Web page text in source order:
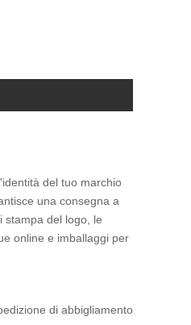
del tuo marchio
una consegna a
stampa del logo, le
online e imballaggi per
di abbigliamento